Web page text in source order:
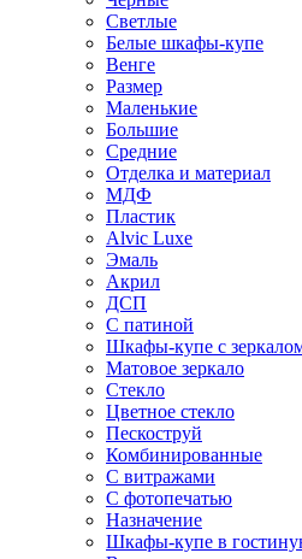
Светлые
Белые шкафы-купе
Венге
Размер
Маленькие
Большие
Средние
Отделка и материал
МДФ
Пластик
Alvic Luxe
Эмаль
Акрил
ДСП
С патиной
Шкафы-купе с
Матовое зеркало
Стекло
Цветное стекло
Пескоструй
Комбинированные
С витражами
С фотопечатью
Назначение
Шкафы-купе в